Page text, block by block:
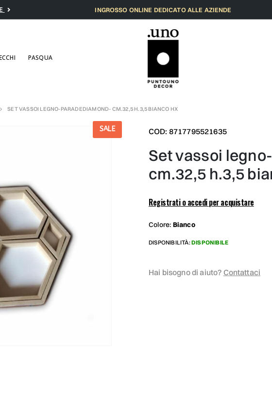
INGROSSO ONLINE DEDICATO ALLE AZIENDE
PASQUA
SET VASSOI LEGNO-PARADEDIAMOND- CM.32,5 H.3,5 BIANCO HX
SALE COD: 8717795521635
set vassoi legno-paradediamond-
cm.32,5 h.3,5
Registrati o accedi per acquistare
Colore: Bianco
DISPONIBILITÀ:DISPONIBILE
Hai bisogno di aiuto? Contattaci